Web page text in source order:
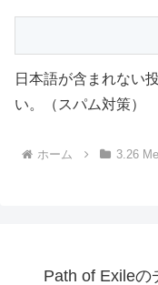
日本語が含まれない
い。（スパム対策）
ホーム 3.26
Path of Exileの